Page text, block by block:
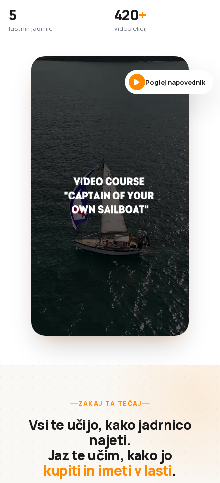
5
lastnih jadrnic
420+
videolekcij
Poglej napovednik
ZAKAJ TA TEČAJ
Vsi te učijo, kako jadrnico
najeti.
Jaz te učim, kako jo
kupiti in imeti v lasti.